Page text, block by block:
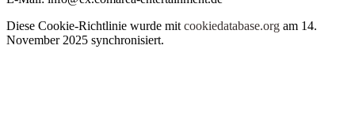
Diese Cookie-Richtlinie wurde mit cookiedatabase.org am 14.
November 2025 synchronisiert.